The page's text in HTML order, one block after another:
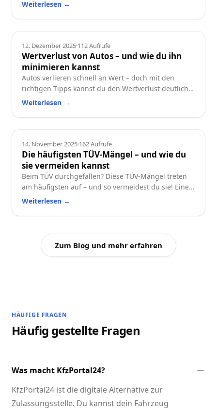
Weiterlesen →
Ratgeber
12. Dezember 2025·112Aufrufe
Wertverlust von Autos – und wie du ihn
minimieren kannst
Autos verlieren schnell an Wert – doch mit den
richtigen Tipps kannst du den Wertverlust deutlich
reduzieren. Erfahre, welche Faktoren besonders
wertstabil hältst.
Weiterlesen →
Ratgeber
14. November 2025·162Aufrufe
Die häufigsten TÜV-Mängel – und wie du
sie vermeiden kannst
Beim TÜV durchgefallen? Diese TÜV-Mängel treten
am häufigsten auf – und so vermeidest du sie! Eine
praktische Checkliste für alle Autofahrer.
Weiterlesen →
Zum Blog und mehr erfahren
HÄUFIGE FRAGEN
Häufig gestellte Fragen
Was macht KfzPortal24?
KfzPortal24 ist die digitale Alternative zur
Zulassungsstelle. Du kannst dein Fahrzeug